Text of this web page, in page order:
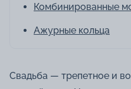
Комбинированные
Ажурные кольца
Свадьба — трепетное и